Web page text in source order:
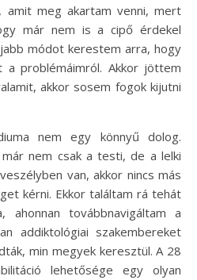
amit meg akartam venni, mert
már nem is a cipő érdekel
módot kerestem arra, hogy
problémáimról. Akkor jöttem
akkor sosem fogok kijutni
nem egy könnyű dolog.
nem csak a testi, de a lelki
van, akkor nincs más
kérni. Ekkor találtam rá tehát
ahonnan továbbnavigáltam a
addiktológiai szakembereket
min megyek keresztül. A 28
lehetősége egy olyan